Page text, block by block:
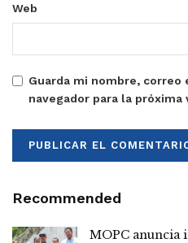
Web
Guarda mi nombre,
navegador para la próxima
Recommended
MOPC anuncia